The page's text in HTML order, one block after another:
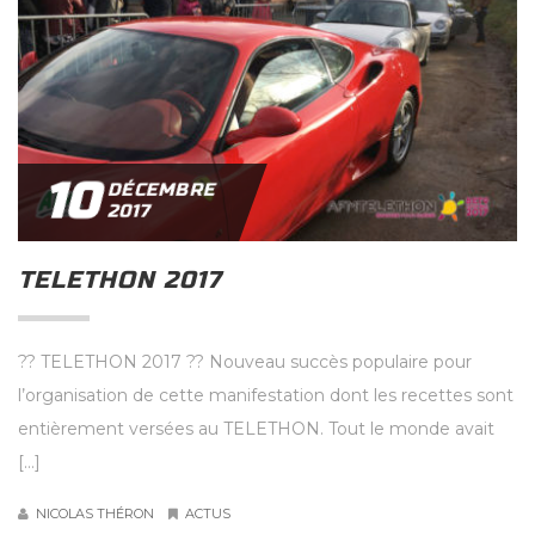
10 DÉCEMBRE
2017
TELETHON 2017
?? TELETHON 2017 ?? Nouveau succès populaire pour
l’organisation de cette manifestation dont les recettes sont
entièrement versées au TELETHON. Tout le monde avait
[…]
NICOLAS THÉRON ACTUS